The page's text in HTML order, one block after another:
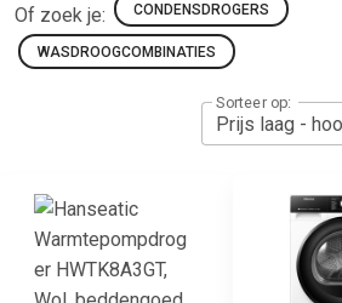
Of zoek je: CONDENSDROGERS
WASDROOGCOMBINATIES
Sorteer op: